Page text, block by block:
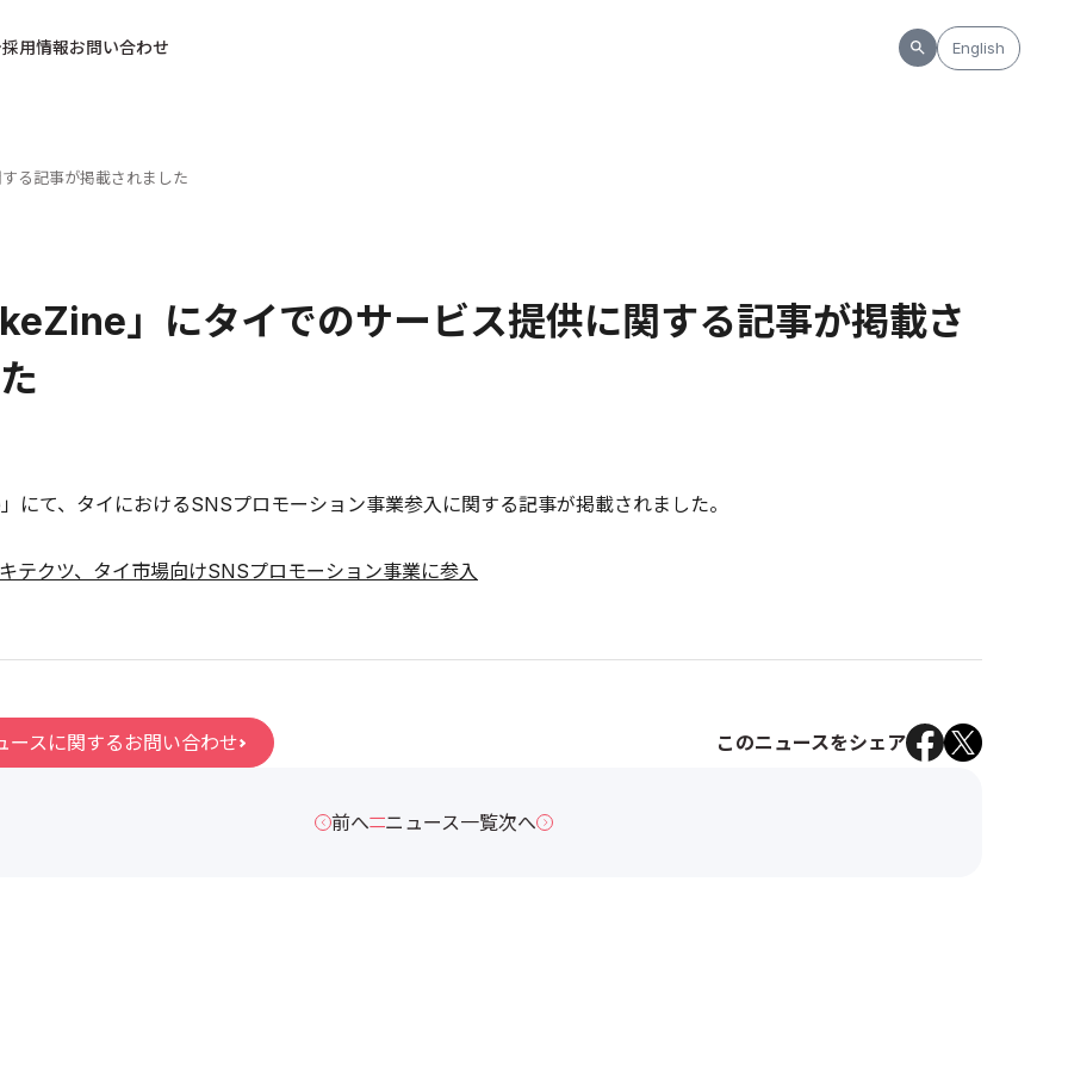
採用情報お問い合わせ English
る記事が掲載されました
」にタイでのサービス提供に関する記事が掲載さ
にて、タイにおけるSNSプロモーション事業参入に関する記事が掲載されました。
テクツ、タイ市場向けSNSプロモーション事業に参入
ースに関するお問い合わせ このニュースをシェア
前へ ニュース一覧次へ